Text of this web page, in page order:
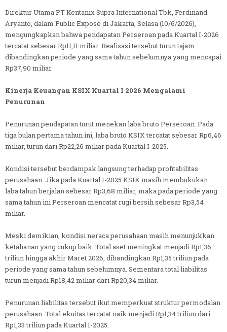
Direktur Utama PT Kentanix Supra International Tbk, Ferdinand
Aryanto, dalam Public Expose di Jakarta, Selasa (10/6/2026),
mengungkapkan bahwa pendapatan Perseroan pada Kuartal I-2026
tercatat sebesar Rp11,11 miliar. Realisasi tersebut turun tajam
dibandingkan periode yang sama tahun sebelumnya yang mencapai
Rp37,90 miliar.
Kinerja Keuangan KSIX Kuartal I 2026 Mengalami
Penurunan
Penurunan pendapatan turut menekan laba bruto Perseroan. Pada
tiga bulan pertama tahun ini, laba bruto KSIX tercatat sebesar Rp6,46
miliar, turun dari Rp22,26 miliar pada Kuartal I-2025.
Kondisi tersebut berdampak langsung terhadap profitabilitas
perusahaan. Jika pada Kuartal I-2025 KSIX masih membukukan
laba tahun berjalan sebesar Rp3,68 miliar, maka pada periode yang
sama tahun ini Perseroan mencatat rugi bersih sebesar Rp3,54
miliar.
Meski demikian, kondisi neraca perusahaan masih menunjukkan
ketahanan yang cukup baik. Total aset meningkat menjadi Rp1,36
triliun hingga akhir Maret 2026, dibandingkan Rp1,35 triliun pada
periode yang sama tahun sebelumnya. Sementara total liabilitas
turun menjadi Rp18,42 miliar dari Rp20,34 miliar.
Penurunan liabilitas tersebut ikut memperkuat struktur permodalan
perusahaan. Total ekuitas tercatat naik menjadi Rp1,34 triliun dari
Rp1,33 triliun pada Kuartal I-2025.